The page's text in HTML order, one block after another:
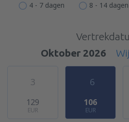
4 - 7 dagen 8 - 14 dagen
Oktober 2026
3
129
EUR
6
106
EUR